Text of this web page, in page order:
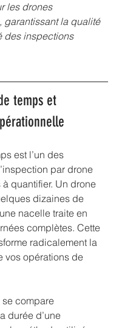
les drones
garantissant la qualité
des inspections
temps et
est l’un des
par drone
quantifier. Un drone
dizaines de
nacelle traite en
complètes. Cette
radicalement la
vos opérations de
compare
durée d’une